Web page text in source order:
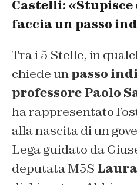
Castelli: «Stupisce
faccia un passo
Tra i 5 Stelle, in
chiede unpasso
professore Paolo
ha rappresentato
alla nascita di un
Lega guidato da
deputata M5S